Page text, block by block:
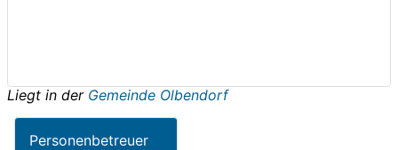
Liegt in der Gemeinde Olbendorf
Personenbetreuer